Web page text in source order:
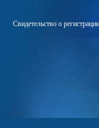
Свидетельство о